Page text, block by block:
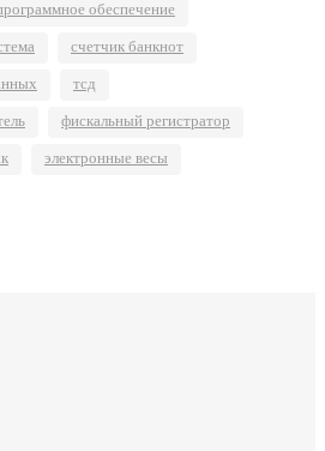
обеспечение
счетчик банкнот
тсд
фискальный регистратор
электронные весы